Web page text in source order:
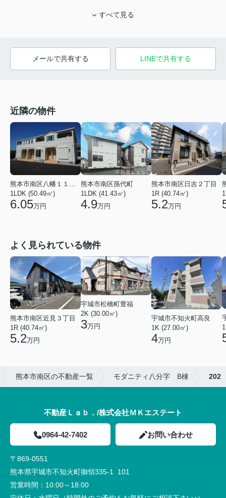
すべて見る
メールで共有する LINEで共有する
近隣の物件
1LDK (50.49㎡)
6.05万円
熊本市南区孫代町
1LDK (41.43㎡)
4.9万円
熊本市南区日吉２丁目
1R (40.74㎡)
5.2万円
よく見られている物件
熊本市南区近見３丁目
1R (40.74㎡)
5.2万円
宇城市松橋町豊福
2K (30.00㎡)
3万円
宇城市不知火町高良
1K (27.00㎡)
4万円
熊本市南区の不動産一覧 モダニティ八分字 B棟 202
不動産Ｌａｂ．/株式会社ＭＫエステート
0964-42-7402 お問い合わせ
〒869-0551
熊本県宇城市不知火町御領335-1 101
営業時間： 10:00～18:00